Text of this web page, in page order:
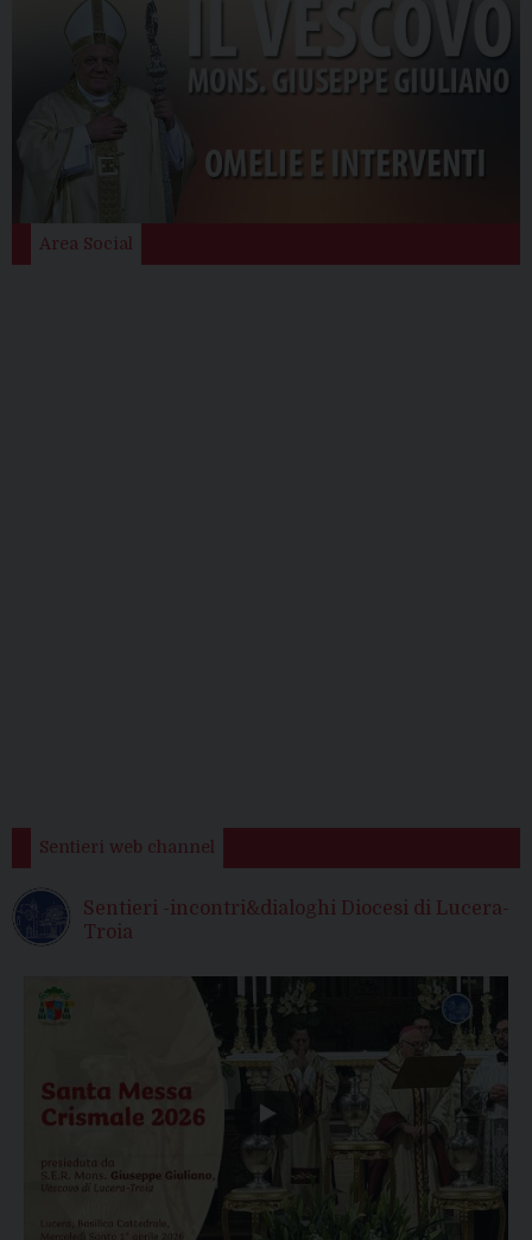
Area Social
Sentieri web channel
Sentieri -incontri&dialoghi Diocesi di Lucera-
Troia